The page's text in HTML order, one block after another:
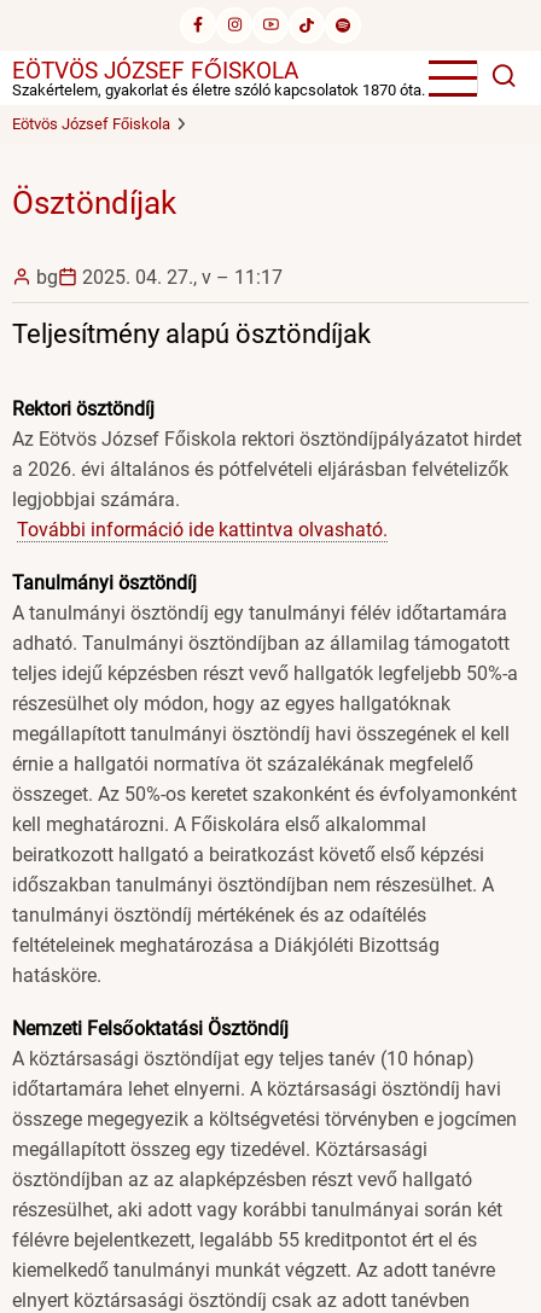
tartalomra
EÖTVÖS JÓZSEF FŐISKOLA
Szakértelem, gyakorlat és életre szóló kapcsolatok 1870 óta.
Eötvös József Főiskola
Ösztöndíjak
bg 2025. 04. 27., v – 11:17
Teljesítmény alapú ösztöndíjak
Rektori ösztöndíj
Az Eötvös József Főiskola rektori ösztöndíjpályázatot hirdet
a 2026. évi általános és pótfelvételi eljárásban felvételizők
legjobbjai számára.
További információ ide kattintva olvasható.
Tanulmányi ösztöndíj
A tanulmányi ösztöndíj egy tanulmányi félév időtartamára
adható. Tanulmányi ösztöndíjban az államilag támogatott
teljes idejű képzésben részt vevő hallgatók legfeljebb 50%-a
részesülhet oly módon, hogy az egyes hallgatóknak
megállapított tanulmányi ösztöndíj havi összegének el kell
érnie a hallgatói normatíva öt százalékának megfelelő
összeget. Az 50%-os keretet szakonként és évfolyamonként
kell meghatározni. A Főiskolára első alkalommal
beiratkozott hallgató a beiratkozást követő első képzési
időszakban tanulmányi ösztöndíjban nem részesülhet. A
tanulmányi ösztöndíj mértékének és az odaítélés
feltételeinek meghatározása a Diákjóléti Bizottság
hatásköre.
Nemzeti Felsőoktatási Ösztöndíj
A köztársasági ösztöndíjat egy teljes tanév (10 hónap)
időtartamára lehet elnyerni. A köztársasági ösztöndíj havi
összege megegyezik a költségvetési törvényben e jogcímen
megállapított összeg egy tizedével. Köztársasági
ösztöndíjban az az alapképzésben részt vevő hallgató
részesülhet, aki adott vagy korábbi tanulmányai során két
félévre bejelentkezett, legalább 55 kreditpontot ért el és
kiemelkedő tanulmányi munkát végzett. Az adott tanévre
elnyert köztársasági ösztöndíj csak az adott tanévben